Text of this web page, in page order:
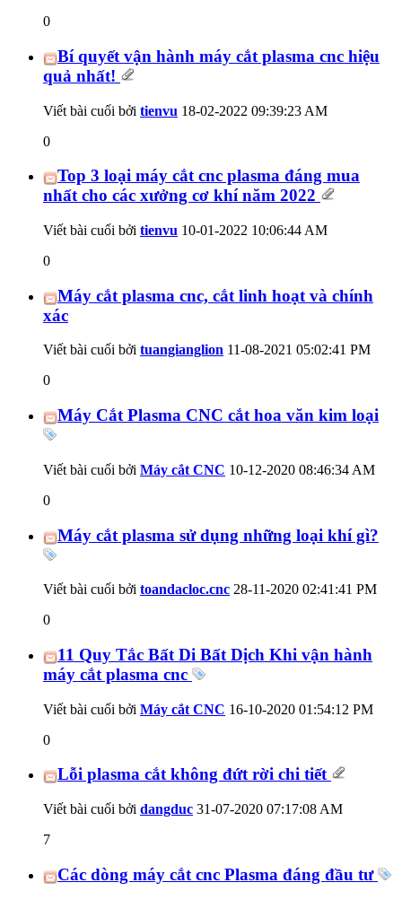
0
Bí quyết vận hành máy cắt plasma cnc hiệu
quả nhất!
Viết bài cuối bởi tienvu 18-02-2022 09:39:23 AM
0
Top 3 loại máy cắt cnc plasma đáng mua
nhất cho các xưởng cơ khí năm 2022
Viết bài cuối bởi tienvu 10-01-2022 10:06:44 AM
0
Máy cắt plasma cnc, cắt linh hoạt và chính
xác
Viết bài cuối bởi tuangianglion 11-08-2021 05:02:41 PM
0
Máy Cắt Plasma CNC cắt hoa văn kim loại
Viết bài cuối bởi Máy cắt CNC 10-12-2020 08:46:34 AM
0
Máy cắt plasma sử dụng những loại khí gì?
Viết bài cuối bởi toandacloc.cnc 28-11-2020 02:41:41 PM
0
11 Quy Tắc Bất Di Bất Dịch Khi vận hành
máy cắt plasma cnc
Viết bài cuối bởi Máy cắt CNC 16-10-2020 01:54:12 PM
0
Lỗi plasma cắt không đứt rời chi tiết
Viết bài cuối bởi dangduc 31-07-2020 07:17:08 AM
7
Các dòng máy cắt cnc Plasma đáng đầu tư